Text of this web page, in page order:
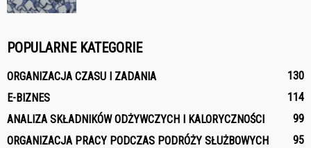
POPULARNE KATEGORIE
ORGANIZACJA CZASU I ZADANIA
130
E-BIZNES
114
ANALIZA SKŁADNIKÓW ODŻYWCZYCH I KALORYCZNOŚCI
99
ORGANIZACJA PRACY PODCZAS PODRÓŻY SŁUŻBOWYCH
95